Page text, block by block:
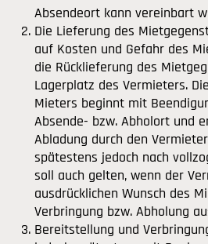
Absendeort kann vereinbart
Die Lieferung des
auf Kosten und Gefahr des
die Rücklieferung des
Lagerplatz des Vermieters.
Mieters beginnt mit
Absende- bzw. Abholort und
Abladung durch den
spätestens jedoch nach
soll auch gelten, wenn der
ausdrücklichen Wunsch des
Verbringung bzw. Abholung
Bereitstellung und